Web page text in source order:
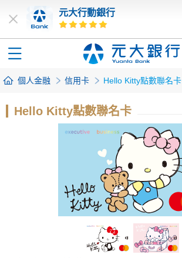
元大行動銀行
個人金融 信用卡 Hello Kitty點數聯名卡
Hello Kitty點數聯名卡